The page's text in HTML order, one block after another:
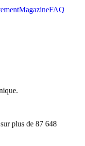
MagazineFAQ
plus de 87 648